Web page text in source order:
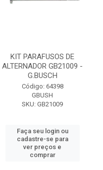
KIT PARAFUSOS DE
ALTERNADOR GB21009 -
G.BUSCH
Código: 64398
GBUSH
SKU: GB21009
Faça seu login ou
cadastre-se para
ver preços e
comprar